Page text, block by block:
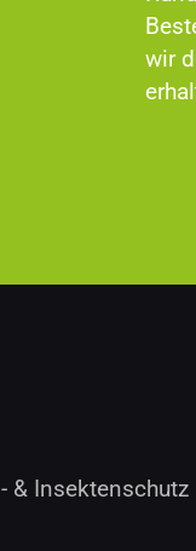
wir
& Insektenschutz